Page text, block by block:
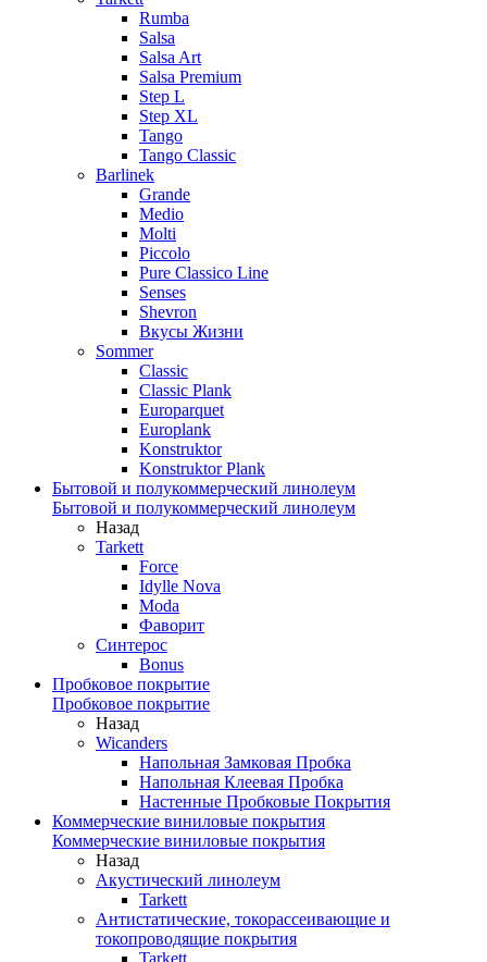
Rumba
Salsa
Salsa Art
Salsa Premium
Step L
Step XL
Tango
Tango Classic
Barlinek
Grande
Medio
Molti
Piccolo
Pure Classico Line
Senses
Shevron
Вкусы Жизни
Sommer
Classic
Classic Plank
Europarquet
Europlank
Konstruktor
Konstruktor Plank
Бытовой и полукоммерческий линолеум
Бытовой и полукоммерческий линолеум
Назад
Tarkett
Force
Idylle Nova
Moda
Фаворит
Синтерос
Bonus
Пробковое покрытие
Пробковое покрытие
Назад
Wicanders
Напольная Замковая Пробка
Напольная Клеевая Пробка
Настенные Пробковые Покрытия
Коммерческие виниловые покрытия
Коммерческие виниловые покрытия
Назад
Акустический линолеум
Tarkett
Антистатические, токорассеивающие и
токопроводящие покрытия
Tarkett